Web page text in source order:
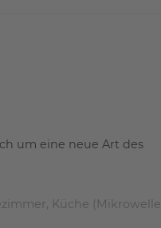
um eine neue Art des
Küche (Mikrowelle